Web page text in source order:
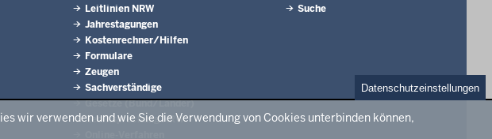
Datenschutzeinstellungen
wir verwenden und wie Sie die Verwendung von Cookies unterbinden können,
Leitlinien NRW
Jahrestagungen
Kostenrechner/Hilfen
Formulare
Zeugen
Sachverständige
Gesetze (Bund/Länder)
Rechtsprechung NRW
Suche